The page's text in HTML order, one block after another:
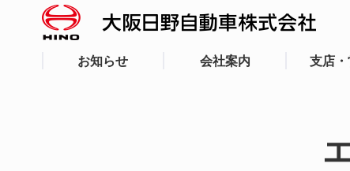
お知らせ 会社案内 支店